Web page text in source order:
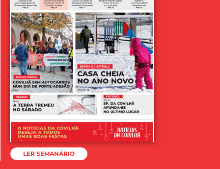
LER SEMANÁRIO